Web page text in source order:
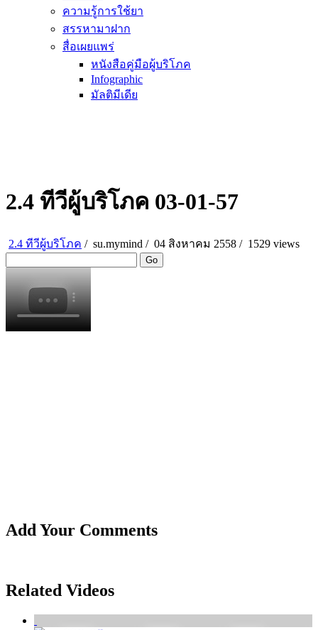
ความรู้การใช้ยา
สรรหามาฝาก
สื่อเผยแพร่
หนังสือคู่มือผู้บริโภค
Infographic
มัลติมีเดีย
2.4 ทีวีผู้บริโภค 03-01-57
2.4 ทีวีผู้บริโภค / su.mymind / 04 สิงหาคม 2558 / 1529 views
Go
Add Your Comments
Related Videos